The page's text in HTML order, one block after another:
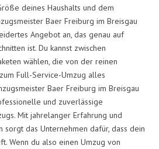
deines Haushalts und dem
Baer Freiburg im Breisgau
Angebot an, das genau auf
ist. Du kannst zwischen
wählen, die von der reinen
Full-Service-Umzug alles
Baer Freiburg im Breisgau
und zuverlässige
Mit jahrelanger Erfahrung und
das Unternehmen dafür, dass dein
Wenn du also einen Umzug von